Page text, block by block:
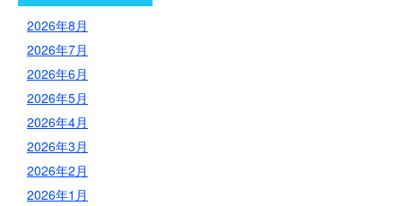
2026年8月
2026年7月
2026年6月
2026年5月
2026年4月
2026年3月
2026年2月
2026年1月